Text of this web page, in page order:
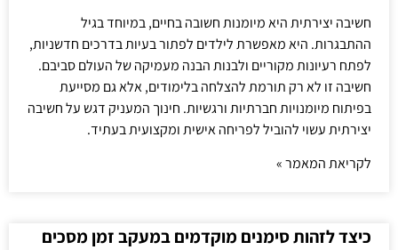
חשיבה יצירתית היא מיומנות חשובה בחיים, במיוחד בגיל
ההתבגרות. היא מאפשרת לילדים לפתור בעיות בדרכים חדשניות,
לפתח רעיונות מקוריים ולבנות הבנה מעמיקה של העולם סביבם.
חשיבה זו לא רק תורמת להצלחה בלימודים, אלא גם מסייעת
בפיתוח מיומנויות חברתיות ורגשיות. חינוך המעניק דגש על חשיבה
יצירתית עשוי להוביל לפריחה אישית ומקצועית בעתיד.
לקריאת המאמר »
כיצד לזהות סימנים מוקדמים במעקב זמן מסכים